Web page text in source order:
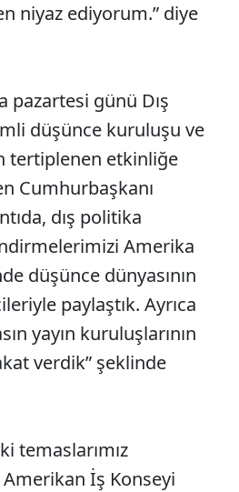
niyaz ediyorum.” diye
pazartesi günü Dış
düşünce kuruluşu ve
tertiplenen etkinliğe
Cumhurbaşkanı
dış politika
Amerika
düşünce dünyasının
paylaştık. Ayrıca
yayın kuruluşlarının
verdik” şeklinde
temaslarımız
İş Konseyi